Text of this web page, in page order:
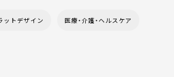
ットデザイン 医療・介護・ヘルスケア